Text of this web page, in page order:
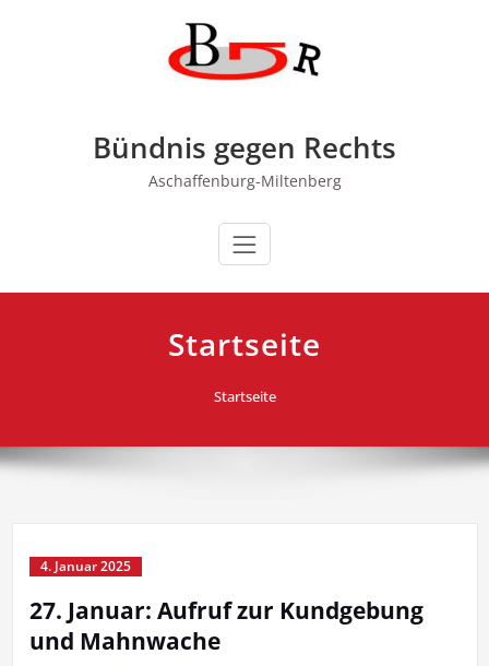
Bündnis gegen Rechts
Aschaffenburg-Miltenberg
Startseite
Startseite
4. Januar 2025
27. Januar: Aufruf zur Kundgebung
und Mahnwache